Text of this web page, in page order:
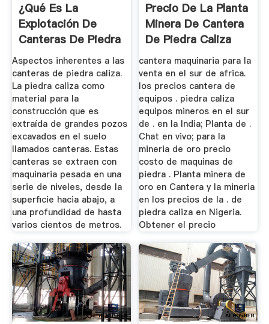
¿Qué Es La
Explotación De
Canteras De Piedra
Caliza ...
Aspectos inherentes a las
canteras de piedra caliza.
La piedra caliza como
material para la
construcción que es
extraída de grandes pozos
excavados en el suelo
llamados canteras. Estas
canteras se extraen con
maquinaria pesada en una
serie de niveles, desde la
superficie hacia abajo, a
una profundidad de hasta
varios cientos de metros.
Precio De La Planta
Minera De Cantera
De Piedra Caliza
cantera maquinaria para la
venta en el sur de africa.
los precios cantera de
equipos . piedra caliza
equipos mineros en el sur
de . en la India; Planta de .
Chat en vivo; para la
mineria de oro precio
costo de maquinas de
piedra . Planta minera de
oro en Cantera y la mineria
en los precios de la . de
piedra caliza en Nigeria.
Obtener el precio